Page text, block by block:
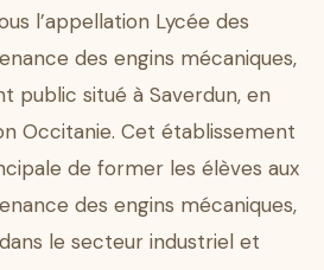
l’appellation Lycée des
des engins mécaniques,
public situé à Saverdun, en
Occitanie. Cet établissement
de former les élèves aux
des engins mécaniques,
le secteur industriel et